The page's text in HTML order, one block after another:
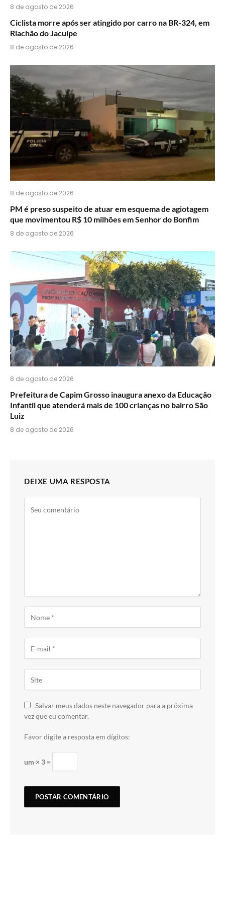
8 de agosto de 2026
Ciclista morre após ser atingido por carro na BR-324, em
Riachão do Jacuípe
8 de agosto de 2026
8 de agosto de 2026
PM é preso suspeito de atuar em esquema de agiotagem
que movimentou R$ 10 milhões em Senhor do Bonfim
8 de agosto de 2026
8 de agosto de 2026
Prefeitura de Capim Grosso inaugura anexo da Educação
Infantil que atenderá mais de 100 crianças no bairro São
Luiz
8 de agosto de 2026
DEIXE UMA RESPOSTA
Salvar meus dados neste navegador para a próxima
vez que eu comentar.
Favor digite a resposta em dígitos:
um × 3 =